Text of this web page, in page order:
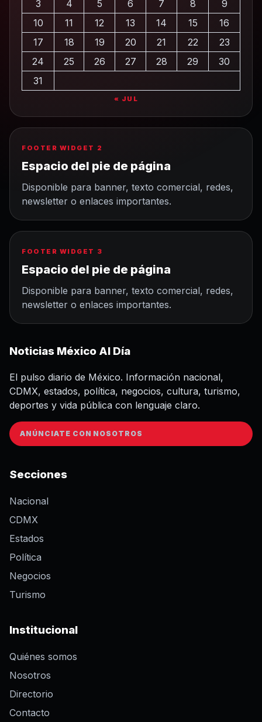
3
4 5 6 7 8
9
10
11 12 13 14 15
16
17
18 19 20 21 22
23
24
25 26 27 28 29
30
31
« JUL
FOOTER WIDGET 2
Espacio del pie de página
Disponible para banner, texto comercial, redes,
newsletter o enlaces importantes.
FOOTER WIDGET 3
Espacio del pie de página
Disponible para banner, texto comercial, redes,
newsletter o enlaces importantes.
Noticias México Al Día
El pulso diario de México. Información nacional,
CDMX, estados, política, negocios, cultura, turismo,
deportes y vida pública con lenguaje claro.
ANÚNCIATE CON NOSOTROS
Secciones
Nacional
CDMX
Estados
Política
Negocios
Turismo
Institucional
Quiénes somos
Nosotros
Directorio
Contacto